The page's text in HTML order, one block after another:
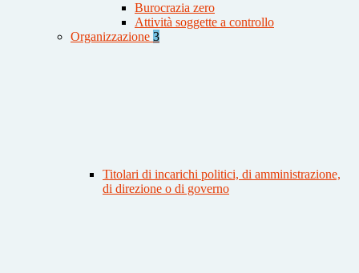
Burocrazia zero
Attività soggette a controllo
Organizzazione 3
Titolari di incarichi politici, di amministrazione,
di direzione o di governo